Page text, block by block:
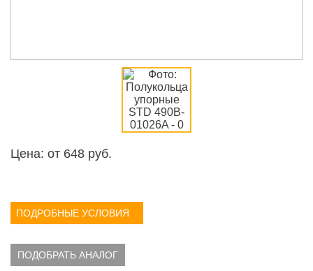
Цена: от 648 руб.
ПОДРОБНЫЕ УСЛОВИЯ
ПОДОБРАТЬ АНАЛОГ